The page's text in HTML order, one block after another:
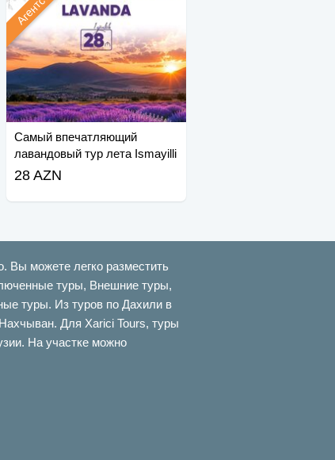
Самый впечатляющий
лавандовый тур лета Ismayilli
Gabala
28 AZN
Вы можете легко разместить
туры, Внешние туры,
туры. Из туров по Дахили в
Для Xarici Tours, туры
На участке можно